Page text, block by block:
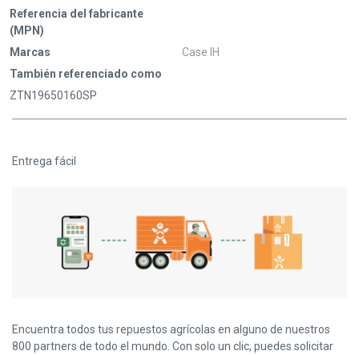
Referencia del fabricante
(MPN)
Marcas
Case IH
También referenciado como
ZTN19650160SP
Entrega fácil
Encuentra todos tus repuestos agrícolas en alguno de nuestros
800 partners de todo el mundo. Con solo un clic, puedes solicitar